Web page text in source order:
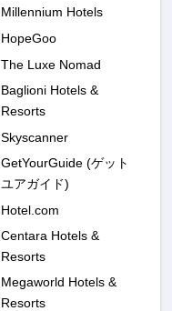
Millennium Hotels
HopeGoo
The Luxe Nomad
Baglioni Hotels &
Resorts
Skyscanner
GetYourGuide (ゲット
ユアガイド)
Hotel.com
Centara Hotels &
Resorts
Megaworld Hotels &
Resorts